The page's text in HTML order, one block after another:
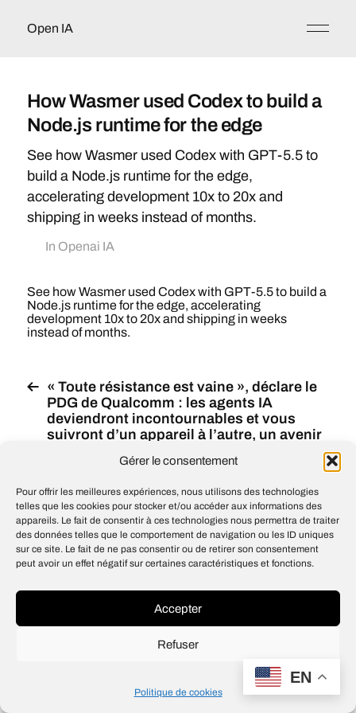
Gérer le consentement
Pour offrir les meilleures expériences, nous utilisons des technologies
telles que les cookies pour stocker et/ou accéder aux informations des
appareils. Le fait de consentir à ces technologies nous permettra de traiter
des données telles que le comportement de navigation ou les ID uniques
sur ce site. Le fait de ne pas consentir ou de retirer son consentement
peut avoir un effet négatif sur certaines caractéristiques et fonctions.
Accepter
Refuser
Politique de cookies
Open IA
How Wasmer used Codex to build a
Node.js runtime for the edge
See how Wasmer used Codex with GPT-5.5 to
build a Node.js runtime for the edge,
accelerating development 10x to 20x and
shipping in weeks instead of months.
In Openai IA
See how Wasmer used Codex with GPT-5.5 to build a
Node.js runtime for the edge, accelerating
development 10x to 20x and shipping in weeks
instead of months.
« Toute résistance est vaine », déclare le
PDG de Qualcomm : les agents IA
deviendront incontournables et vous
suivront d’un appareil à l’autre, un avenir
open source : un modèle de langage
rapide conçu pour des workflows d’IA,
combinant des capacités de
programmation et de langage naturel
Jean-Louis Maso
EN